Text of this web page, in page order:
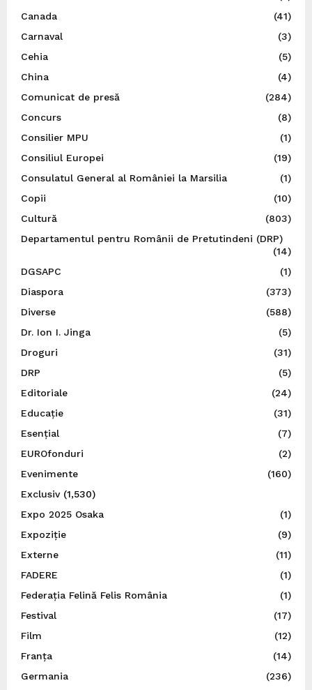
Canada
(41)
Carnaval
(3)
Cehia
(5)
China
(4)
Comunicat de presă
(284)
Concurs
(8)
Consilier MPU
(1)
Consiliul Europei
(19)
Consulatul General al României la Marsilia
(1)
Copii
(10)
Cultură
(803)
Departamentul pentru Românii de Pretutindeni (DRP)
(14)
DGSAPC
(1)
Diaspora
(373)
Diverse
(588)
Dr. Ion I. Jinga
(5)
Droguri
(31)
DRP
(5)
Editoriale
(24)
Educație
(31)
Esențial
(7)
EUROfonduri
(2)
Evenimente
(160)
Exclusiv(1,530)
Expo 2025 Osaka
(1)
Expoziție
(9)
Externe
(11)
FADERE
(1)
Federația Felină Felis România
(1)
Festival
(17)
Film
(12)
Franța
(14)
Germania
(236)